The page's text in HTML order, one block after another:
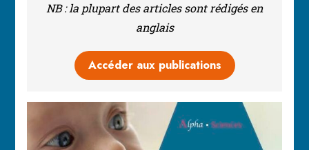
NB : la plupart des articles sont rédigés en
anglais
Accéder aux publications